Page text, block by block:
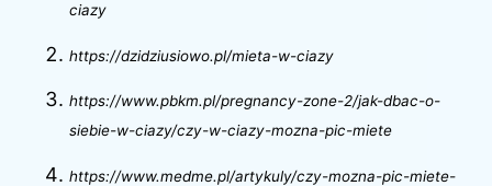
ciazy
https://dzidziusiowo.pl/mieta-w-ciazy
https://www.pbkm.pl/pregnancy-zone-2/jak-dbac-o-
siebie-w-ciazy/czy-w-ciazy-mozna-pic-miete
https://www.medme.pl/artykuly/czy-mozna-pic-miete-